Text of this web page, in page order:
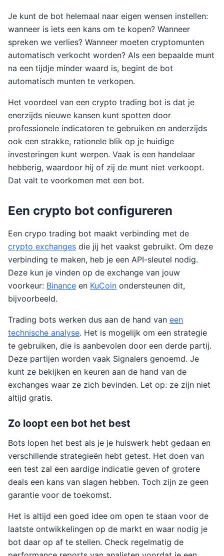
Je kunt de bot helemaal naar eigen wensen instellen:
wanneer is iets een kans om te kopen? Wanneer
spreken we verlies? Wanneer moeten cryptomunten
automatisch verkocht worden? Als een bepaalde munt
na een tijdje minder waard is, begint de bot
automatisch munten te verkopen.
Het voordeel van een crypto trading bot is dat je
enerzijds nieuwe kansen kunt spotten door
professionele indicatoren te gebruiken en anderzijds
ook een strakke, rationele blik op je huidige
investeringen kunt werpen. Vaak is een handelaar
hebberig, waardoor hij of zij de munt niet verkoopt.
Dat valt te voorkomen met een bot.
Een crypto bot configureren
Een crypo trading bot maakt verbinding met de
crypto exchanges die jij het vaakst gebruikt. Om deze
verbinding te maken, heb je een API-sleutel nodig.
Deze kun je vinden op de exchange van jouw
voorkeur: Binance en KuCoin ondersteunen dit,
bijvoorbeeld.
Trading bots werken dus aan de hand van een
technische analyse. Het is mogelijk om een strategie
te gebruiken, die is aanbevolen door een derde partij.
Deze partijen worden vaak Signalers genoemd. Je
kunt ze bekijken en keuren aan de hand van de
exchanges waar ze zich bevinden. Let op: ze zijn niet
altijd gratis.
Zo loopt een bot het best
Bots lopen het best als je je huiswerk hebt gedaan en
verschillende strategieën hebt getest. Het doen van
een test zal een aardige indicatie geven of grotere
deals een kans van slagen hebben. Toch zijn ze geen
garantie voor de toekomst.
Het is altijd een goed idee om open te staan voor de
laatste ontwikkelingen op de markt en waar nodig je
bot daar op af te stellen. Check regelmatig de